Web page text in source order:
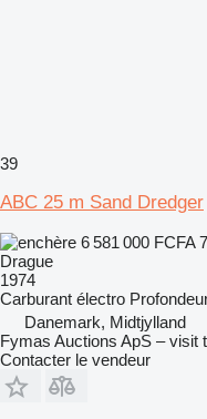
39
ABC 25 m Sand Dredger
6 581 000 FCFA
Drague
1974
Carburant électro
Danemark, Midtjylland
Fymas Auctions ApS – visit
Contacter le vendeur